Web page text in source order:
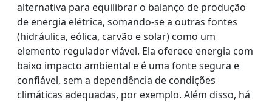
alternativa para equilibrar o balanço de produção
de energia elétrica, somando-se a outras fontes
(hidráulica, eólica, carvão e solar) como um
elemento regulador viável. Ela oferece energia com
baixo impacto ambiental e é uma fonte segura e
confiável, sem a dependência de condições
climáticas adequadas, por exemplo. Além disso, há